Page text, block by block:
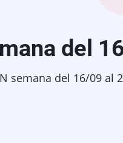
del
semana del 16/09 al